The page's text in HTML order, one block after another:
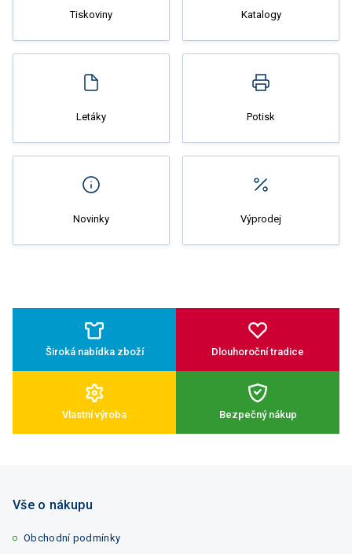
Tiskoviny Katalogy
Letáky Potisk
Novinky Výprodej
Široká nabídka zboží Dlouhoroční tradice
Vlastní výroba Bezpečný nákup
Vše o nákupu
Obchodní podmínky